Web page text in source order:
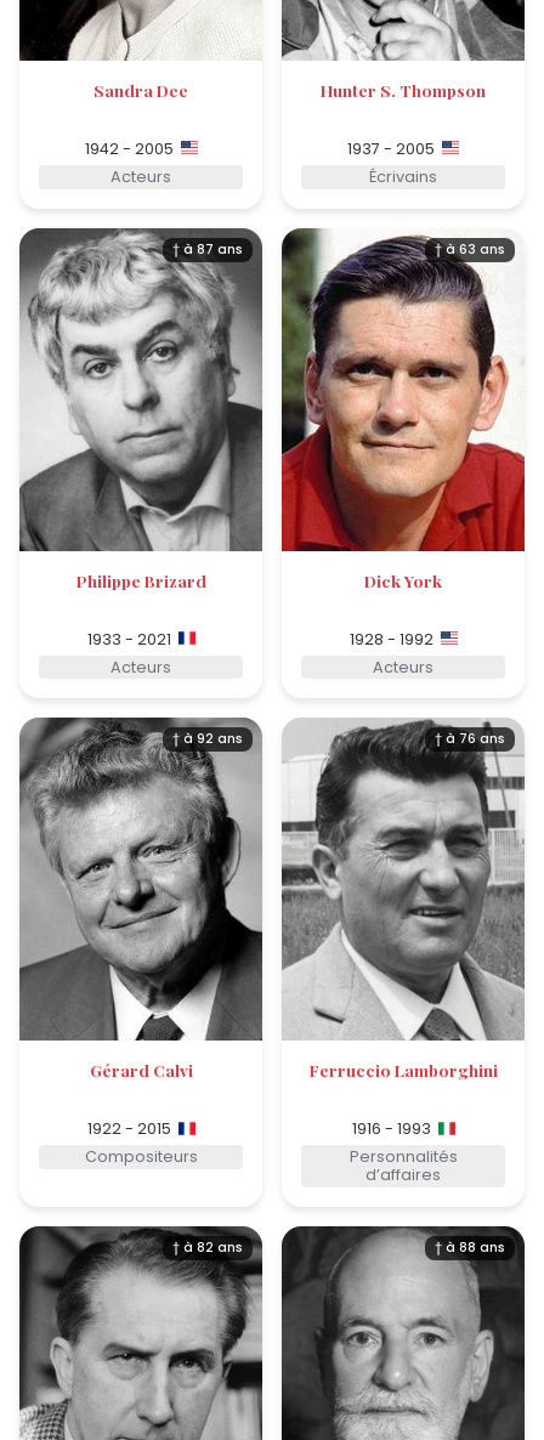
Sandra Dee
1942 - 2005
Acteurs
Hunter S. Thompson
1937 - 2005
Écrivains
† à 87 ans
Philippe Brizard
1933 - 2021
Acteurs
† à 63 ans
Dick York
1928 - 1992
Acteurs
† à 92 ans
Gérard Calvi
1922 - 2015
Compositeurs
† à 76 ans
Ferruccio Lamborghini
1916 - 1993
Personnalités
d’affaires
† à 82 ans † à 88 ans